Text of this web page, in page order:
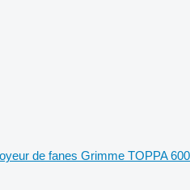
de fanes Grimme TOPPA 600